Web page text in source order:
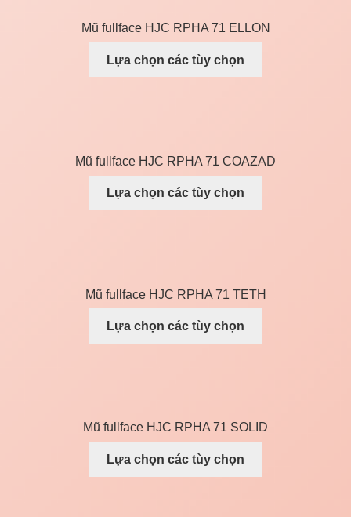
Mũ fullface HJC RPHA 71 ELLON
Lựa chọn các tùy chọn
Mũ fullface HJC RPHA 71 COAZAD
Lựa chọn các tùy chọn
Mũ fullface HJC RPHA 71 TETH
Lựa chọn các tùy chọn
Mũ fullface HJC RPHA 71 SOLID
Lựa chọn các tùy chọn